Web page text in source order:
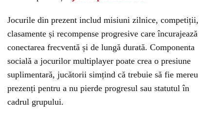
Jocurile din prezent includ misiuni zilnice, competiții,
clasamente și recompense progresive care încurajează
conectarea frecventă și de lungă durată. Componenta
socială a jocurilor multiplayer poate crea o presiune
suplimentară, jucătorii simțind că trebuie să fie mereu
prezenți pentru a nu pierde progresul sau statutul în
cadrul grupului.